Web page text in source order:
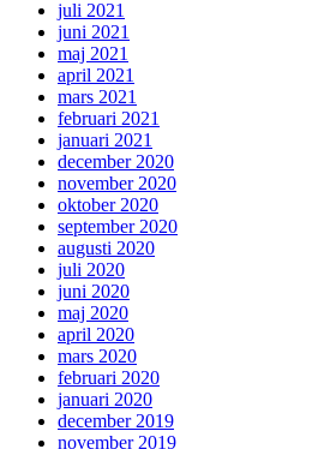
juli 2021
juni 2021
maj 2021
april 2021
mars 2021
februari 2021
januari 2021
december 2020
november 2020
oktober 2020
september 2020
augusti 2020
juli 2020
juni 2020
maj 2020
april 2020
mars 2020
februari 2020
januari 2020
december 2019
november 2019